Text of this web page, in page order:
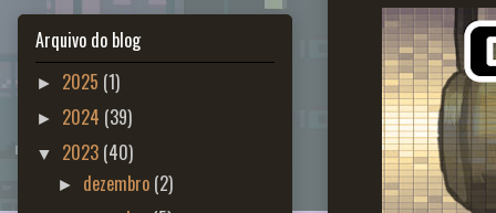
Arquivo do blog
► 2025 (1)
► 2024 (39)
▼ 2023 (40)
► dezembro (2)